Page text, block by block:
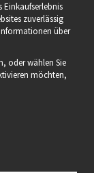
Einkaufserlebnis
zuverlässig
über
oder wählen Sie
möchten,